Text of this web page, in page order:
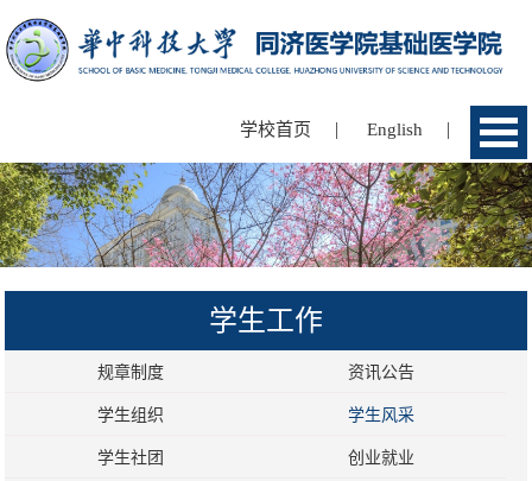
学校首页 | English |
学生工作
规章制度 资讯公告
学生组织 学生风采
学生社团 创业就业